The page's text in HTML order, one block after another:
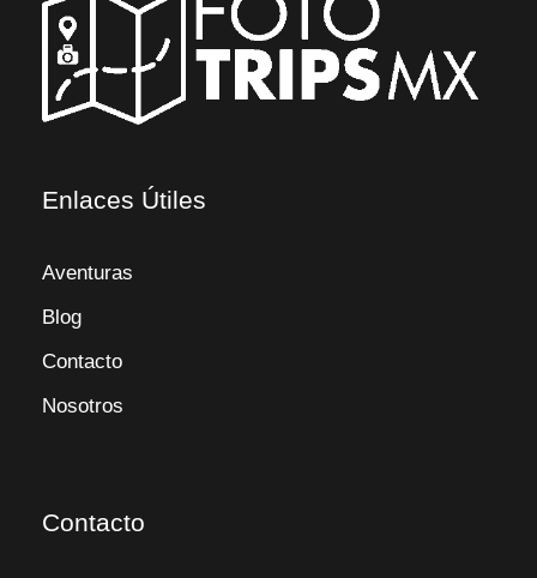
Enlaces Útiles
Aventuras
Blog
Contacto
Nosotros
Contacto